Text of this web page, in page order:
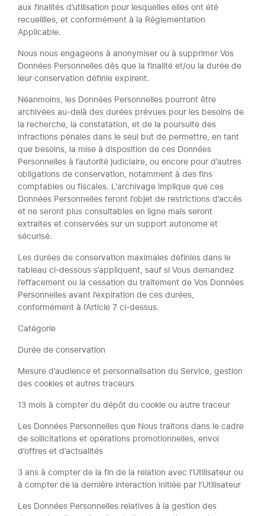
aux finalités d’utilisation pour lesquelles elles ont été
recueillies, et conformément à la Réglementation
Applicable.
Nous nous engageons à anonymiser ou à supprimer Vos
Données Personnelles dès que la finalité et/ou la durée de
leur conservation définie expirent.
Néanmoins, les Données Personnelles pourront être
archivées au-delà des durées prévues pour les besoins de
la recherche, la constatation, et de la poursuite des
infractions pénales dans le seul but de permettre, en tant
que besoins, la mise à disposition de ces Données
Personnelles à l’autorité judiciaire, ou encore pour d’autres
obligations de conservation, notamment à des fins
comptables ou fiscales. L'archivage implique que ces
Données Personnelles feront l’objet de restrictions d’accès
et ne seront plus consultables en ligne mais seront
extraites et conservées sur un support autonome et
sécurisé.
Les durées de conservation maximales définies dans le
tableau ci-dessous s’appliquent, sauf si Vous demandez
l’effacement ou la cessation du traitement de Vos Données
Personnelles avant l’expiration de ces durées,
conformément à l’Article 7 ci-dessus.
Catégorie
Durée de conservation
Mesure d’audience et personnalisation du Service, gestion
des cookies et autres traceurs
13 mois à compter du dépôt du cookie ou autre traceur
Les Données Personnelles que Nous traitons dans le cadre
de sollicitations et opérations promotionnelles, envoi
d’offres et d’actualités
3 ans à compter de la fin de la relation avec l’Utilisateur ou
à compter de la dernière interaction initiée par l’Utilisateur
Les Données Personnelles relatives à la gestion des